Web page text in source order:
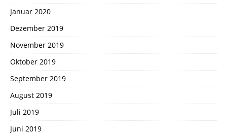
Januar 2020
Dezember 2019
November 2019
Oktober 2019
September 2019
August 2019
Juli 2019
Juni 2019